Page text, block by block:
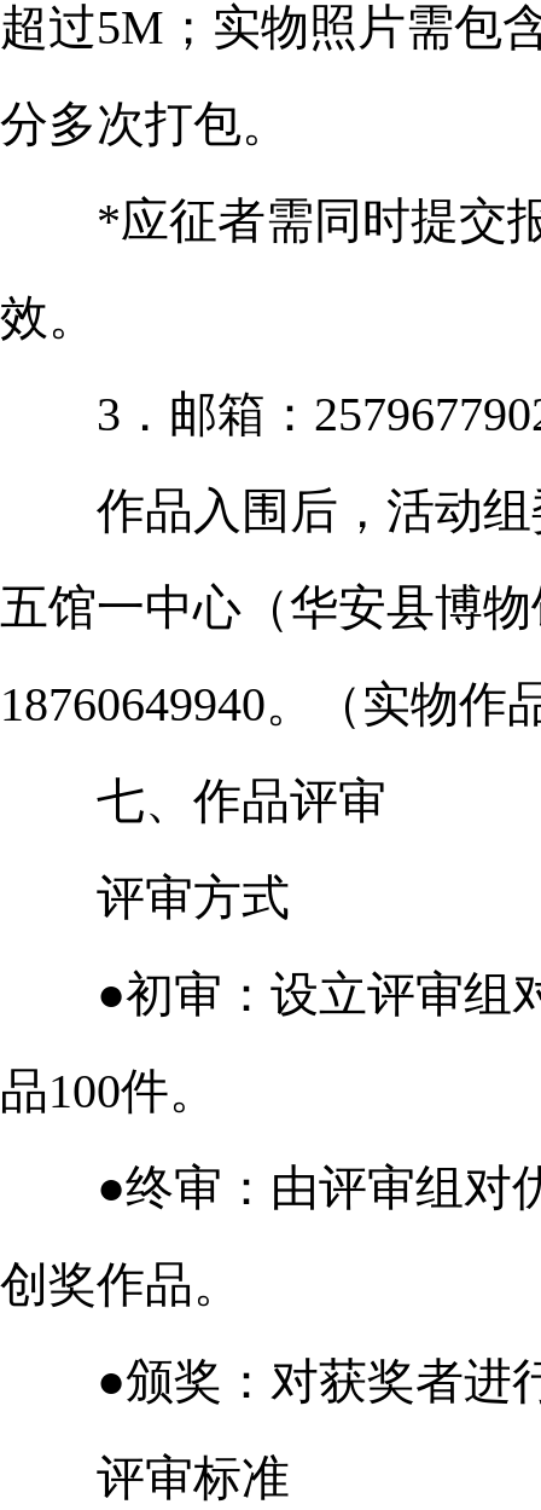
超过5M；实物照片需包
分多次打包。
*应征者需同时提交报
效。
3．邮箱：
作品入围后，活动组
五馆一中心（华安县博
18760649940。（实物作
七、作品评审
评审方式
●初审：设立评审组对
品100件。
●终审：由评审组对优
创奖作品。
●颁奖：对获奖者进行
评审标准